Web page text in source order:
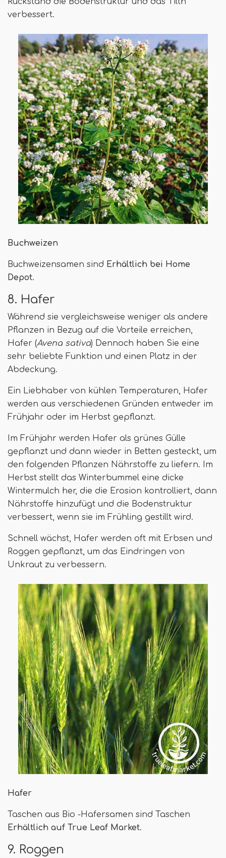
verbessert.
Buchweizen
Buchweizensamen sind Erhältlich bei Home
Depot.
8. Hafer
Während sie vergleichsweise weniger als andere
Pflanzen in Bezug auf die Vorteile erreichen,
Hafer (Avena sativa) Dennoch haben Sie eine
sehr beliebte Funktion und einen Platz in der
Abdeckung.
Ein Liebhaber von kühlen Temperaturen, Hafer
werden aus verschiedenen Gründen entweder im
Frühjahr oder im Herbst gepflanzt.
Im Frühjahr werden Hafer als grünes Gülle
gepflanzt und dann wieder in Betten gesteckt, um
den folgenden Pflanzen Nährstoffe zu liefern. Im
Herbst stellt das Winterbummel eine dicke
Wintermulch her, die die Erosion kontrolliert, dann
Nährstoffe hinzufügt und die Bodenstruktur
verbessert, wenn sie im Frühling gestillt wird.
Schnell wächst, Hafer werden oft mit Erbsen und
Roggen gepflanzt, um das Eindringen von
Unkraut zu verbessern.
Hafer
Taschen aus Bio -Hafersamen sind Taschen
Erhältlich auf True Leaf Market.
9. Roggen